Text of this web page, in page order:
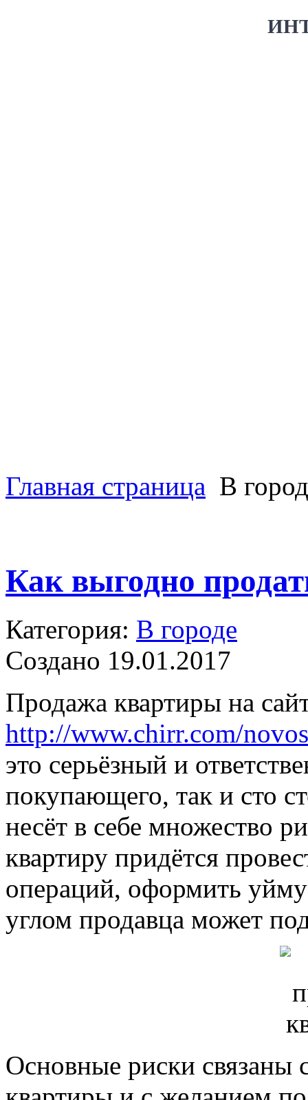
Главная страница В
Как выгодно
Категория: В городе
Создано 19.01.2017
Продажа квартиры на
http://www.chirr.com/
это серьёзный и
покупающего, так и сто
несёт в себе множество
квартиру придётся
операций, оформить
углом продавца может
Основные риски связаны